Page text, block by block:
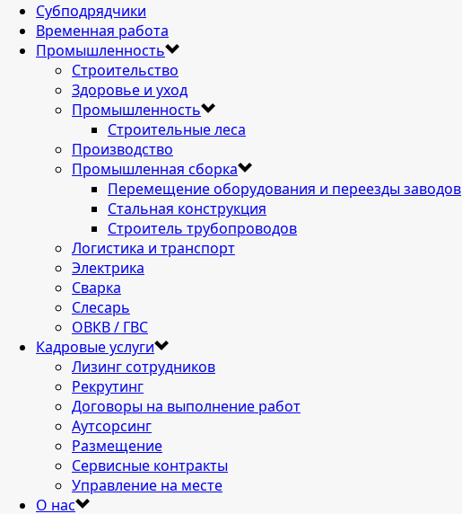
Cубподрядчики
Временная работа
Промышленность
Строительство
Здоровье и уход
Промышленность
Строительные леса
Производство
Промышленная сборка
Перемещение оборудования и переезды заводов
Стальная конструкция
Строитель трубопроводов
Логистика и транспорт
Электрика
Сварка
Слесарь
ОВКВ / ГВС
Кадровые услуги
Лизинг сотрудников
Рекрутинг
Договоры на выполнение работ
Аутсорсинг
Размещение
Сервисные контракты
Управление на месте
О нас